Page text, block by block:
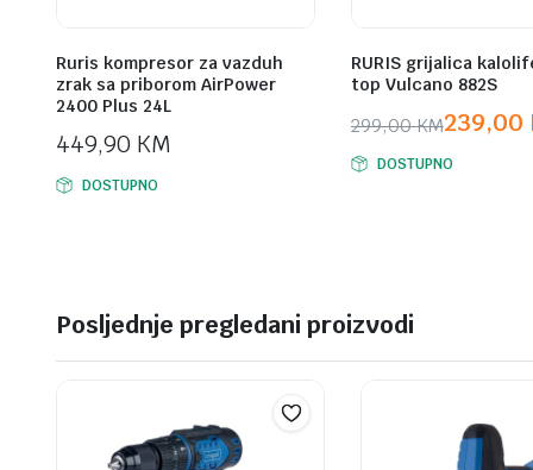
Ruris kompresor za vazduh
zrak sa priborom AirPower
2400 Plus 24L
449,90 KM
DOSTUPNO
RURIS grijalica
top Vulcano 882S
299,00KM
Original
price
239,00
Current
price
DOSTUPNO
Posljednje pregledani proizvodi